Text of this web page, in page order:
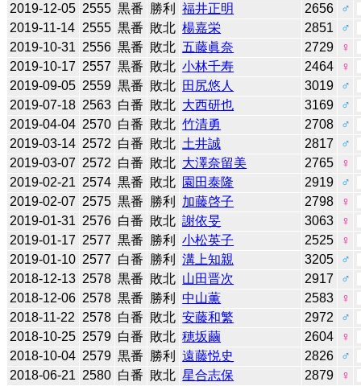
2019-12-05 2555 黒番 勝利 福井正明 2656
♂
2019-11-14 2555 黒番 敗北 楊嘉栄 2851
♂
2019-10-31 2556 黒番 敗北 五藤眞奈 2729
♀
2019-10-17 2557 黒番 敗北 小林千寿 2464
♀
2019-09-05 2559 黒番 敗北 田尻悠人 3019
♂
2019-07-18 2563 白番 敗北 大西研也 3169
♂
2019-04-04 2570 白番 敗北 竹清勇 2708
♂
2019-03-14 2572 白番 敗北 土井誠 2817
♂
2019-03-07 2572 白番 敗北 大澤奈留美 2765
♀
2019-02-21 2574 黒番 敗北 園田泰隆 2919
♂
2019-02-07 2575 黒番 勝利 加藤啓子 2798
♀
2019-01-31 2576 白番 敗北 謝依旻 3063
♀
2019-01-17 2577 黒番 勝利 小松英子 2525
♀
2019-01-10 2577 白番 勝利 溝上知親 3205
♂
2018-12-13 2578 黒番 敗北 山田晋次 2917
♂
2018-12-06 2578 黒番 勝利 中山薫 2583
♀
2018-11-22
2578 白番 敗北 安藤和繁 2972
♂
2018-10-25 2579 白番 敗北 穂坂繭 2604
♀
2018-10-04 2579 黒番 勝利 遠藤悦史 2826
♂
2018-06-21 2580 白番 敗北 星合志保 2879
♀